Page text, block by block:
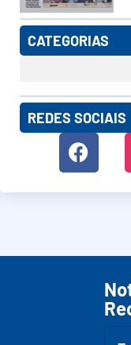
CATEGORIAS
REDES SOCIAIS